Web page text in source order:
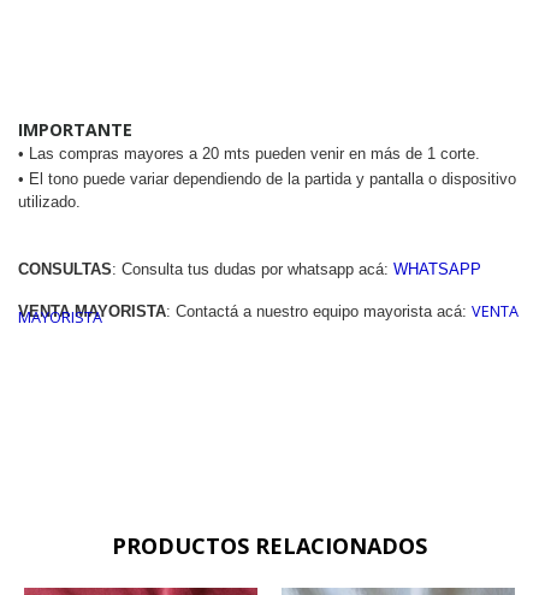
IMPORTANTE
• Las compras mayores a 20 mts pueden venir en más de 1 corte.
• El tono puede variar dependiendo de la partida y pantalla o dispositivo
utilizado.
CONSULTAS: Consulta tus dudas por whatsapp acá: WHATSAPP
VENTA MAYORISTA: Contactá a nuestro equipo mayorista acá: VENTA
MAYORISTA
PRODUCTOS RELACIONADOS